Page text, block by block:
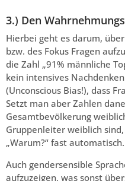
3.) Den
Hierbei geht es darum,
bzw. des Fokus Fragen
die Zahl „91% männliche
kein intensives
(Unconscious Bias!), dass
Setzt man aber Zahlen
Gesamtbevölkerung
Gruppenleiter weiblich
„Warum?“ fast automatisch.
Auch gendersensible
aufzuzeigen, was sonst